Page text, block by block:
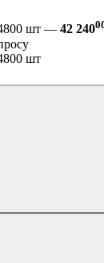
шт — 42 240
шт